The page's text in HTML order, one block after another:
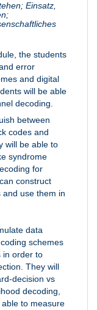
Einsatz,
the students
error
and digital
will be able
decoding.
between
codes and
will be able to
syndrome
for
construct
use them in
data
schemes
in order to
They will
decision vs
decoding,
to measure